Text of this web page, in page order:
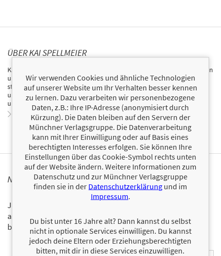
ÜBER KAI SPELLMEIER
Kai Spellmeier, geboren 1996, studierte Literatur und Englisch in Berlin
und Edinburgh. Wenn er nicht selbst mit dem Kopf in einem Buch
steckt, findet man ihn online, wo er seit 2015 über Literatur bloggt
und den queeren Buchclub »Das Pinke Sofa« co-leitet. Er schreibt
unverschämt queere Literatur.
Zum Profil von Kai Spellmeier
NEWSLETTER
Ja, ich will mit dem kostenlosen LAGO-Newsletter über die
aktuellen Neuerscheinungen und Aktionen informiert
bleiben.
E-Mail-Adresse:
Wir verwenden Cookies und ähnliche Technologien
auf unserer Website um Ihr Verhalten besser kennen
zu lernen. Dazu verarbeiten wir personenbezogene
Daten, z.B.: Ihre IP-Adresse (anonymisiert durch
Kürzung). Die Daten bleiben auf den Servern der
Münchner Verlagsgruppe. Die Datenverarbeitung
kann mit Ihrer Einwilligung oder auf Basis eines
berechtigten Interesses erfolgen. Sie können Ihre
Einstellungen über das Cookie-Symbol rechts unten
auf der Website ändern. Weitere Informationen zum
Datenschutz und zur Münchner Verlagsgruppe
finden sie in der Datenschutzerklärung und im
Impressum.
Du bist unter 16 Jahre alt? Dann kannst du selbst
nicht in optionale Services einwilligen. Du kannst
jedoch deine Eltern oder Erziehungsberechtigten
bitten, mit dir in diese Services einzuwilligen.